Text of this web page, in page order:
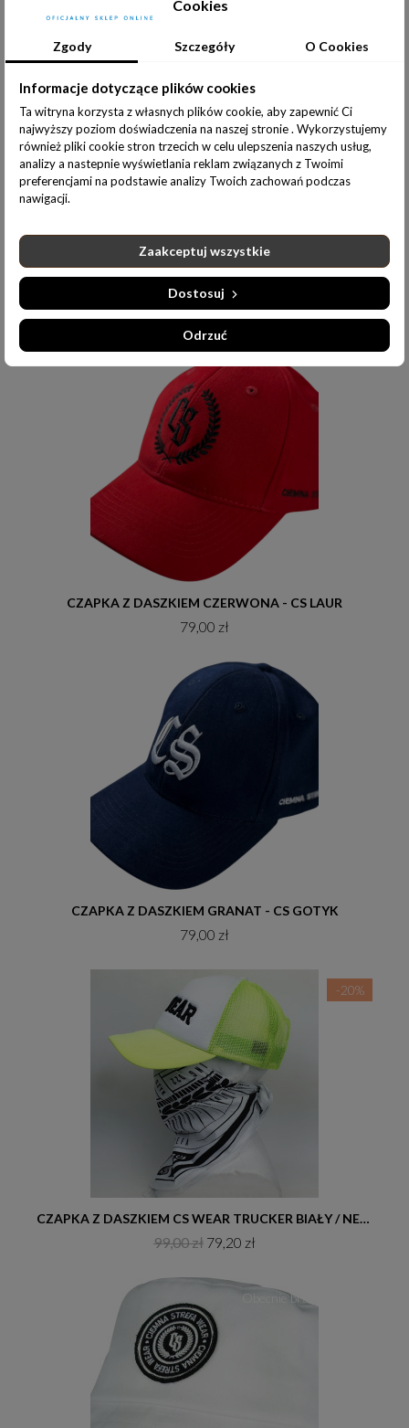
79,00 zł
Do koszyka
CZAPKA Z DASZKIEM GRANAT - CS LAUR
79,00 zł
Do koszyka
CZAPKA Z DASZKIEM CZERWONA - CS LAUR
79,00 zł
Do koszyka
CZAPKA Z DASZKIEM GRANAT - CS GOTYK
79,00 zł
Do koszyka
-20%
CZAPKA Z DASZKIEM CS WEAR TRUCKER BIAŁY / NEON
99,00 zł 79,20 zł
Obecnie brak na stanie
Cookies
Zgody Szczegóły O Cookies
Informacje dotyczące plików cookies
Ta witryna korzysta z własnych plików cookie, aby zapewnić Ci
najwyższy poziom doświadczenia na naszej stronie . Wykorzystujemy
również pliki cookie stron trzecich w celu ulepszenia naszych usług,
analizy a nastepnie wyświetlania reklam związanych z Twoimi
preferencjami na podstawie analizy Twoich zachowań podczas
nawigacji.
Odrzuć
Dostosuj
Zaakceptuj wszystkie